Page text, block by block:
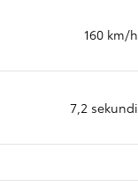
160 km/h
7,2 sekundi